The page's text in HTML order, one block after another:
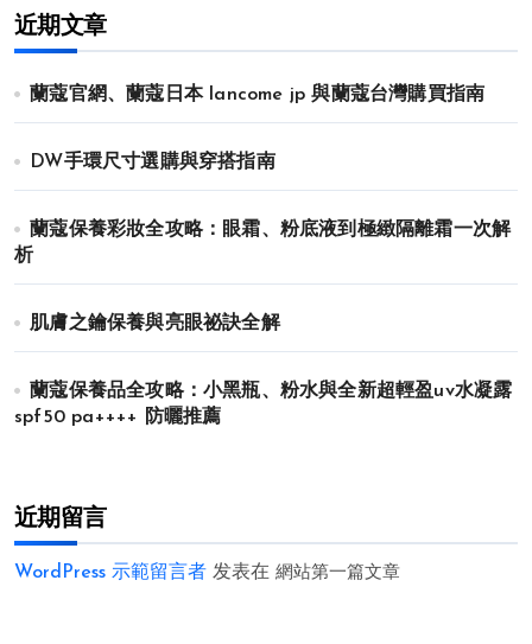
近期文章
蘭蔻官網、蘭蔻日本 lancome jp 與蘭蔻台灣購買指南
DW手環尺寸選購與穿搭指南
蘭蔻保養彩妝全攻略：眼霜、粉底液到極緻隔離霜一次解
析
肌膚之鑰保養與亮眼祕訣全解
蘭蔻保養品全攻略：小黑瓶、粉水與全新超輕盈uv水凝露
spf50 pa++++ 防曬推薦
近期留言
WordPress 示範留言者 发表在 網站第一篇文章